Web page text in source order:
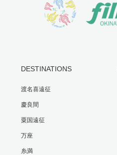
DESTINATIONS
渡名喜遠征
慶良間
粟国遠征
万座
糸満